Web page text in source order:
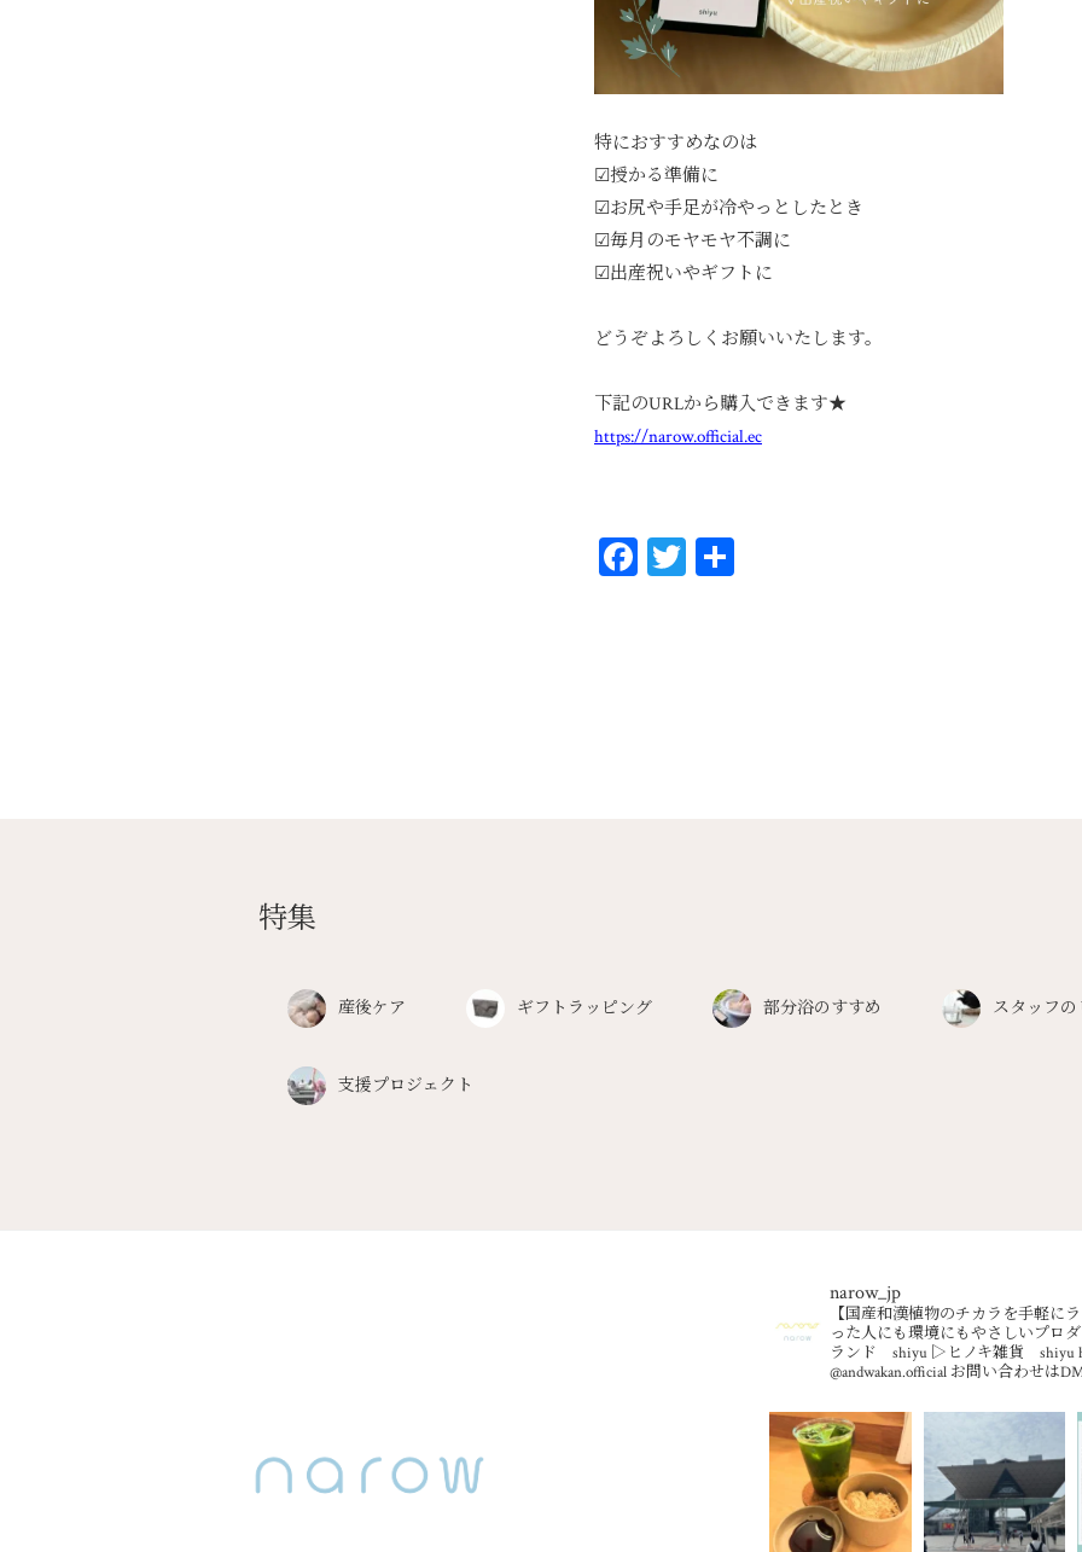
特におすすめなのは
☑授かる準備に
☑お尻や手足が冷やっとしたとき
☑毎月のモヤモヤ不調に
☑出産祝いやギフトに
どうぞよろしくお願いいたします。
下記のURLから購入できます★
https://narow.official.ec
Fa T
特集
産後ケア ギフトラッピング 部分浴のすすめ スタッフ
支援プロジェクト
narow_jp
【国産和漢植物のチカラを手軽に
った人にも環境にもやさしいプロ
ランド shiyu ▷ヒノキ雑貨 shiyu
@andwakan.officialお問い合わせは